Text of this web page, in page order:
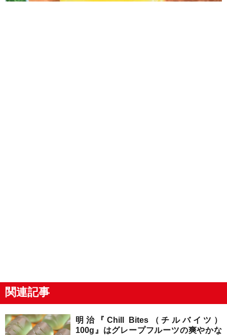
関連記事
明治『Chill Bites（チルバイツ）
100g』はグレープフルーツの爽やかな